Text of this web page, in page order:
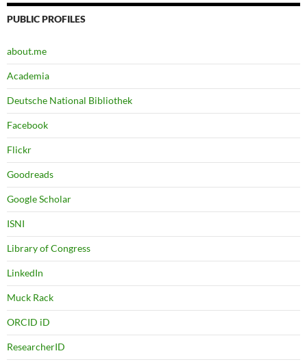
PUBLIC PROFILES
about.me
Academia
Deutsche National Bibliothek
Facebook
Flickr
Goodreads
Google Scholar
ISNI
Library of Congress
LinkedIn
Muck Rack
ORCID iD
ResearcherID